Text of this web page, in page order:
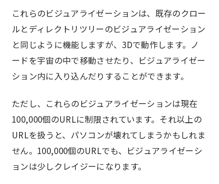
これらのビジュアライゼーションは、既存のクロー
ルとディレクトリツリーのビジュアライゼーション
と同じように機能しますが、3Dで動作します。ノ
ードを宇宙の中で移動させたり、ビジュアライゼー
ション内に入り込んだりすることができます。
ただし、これらのビジュアライゼーションは現在
100,000個のURLに制限されています。それ以上の
URLを扱うと、パソコンが壊れてしまうかもしれま
せん。100,000個のURLでも、ビジュアライゼーシ
ョンは少しクレイジーになります。